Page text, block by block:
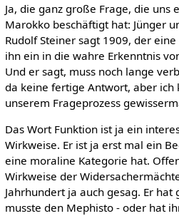
Ja, die ganz große Frage, die uns
Marokko beschäftigt hat: Jünger
Rudolf Steiner sagt 1909, der
ihn ein in die wahre Erkenntnis
Und er sagt, muss noch lange
da keine fertige Antwort, aber ich
unserem Frageprozess
Das Wort Funktion ist ja ein
Wirkweise. Er ist ja erst mal ein
eine moraline Kategorie hat.
Wirkweise der
Jahrhundert ja auch gesag. Er hat
musste den Mephisto - oder hat